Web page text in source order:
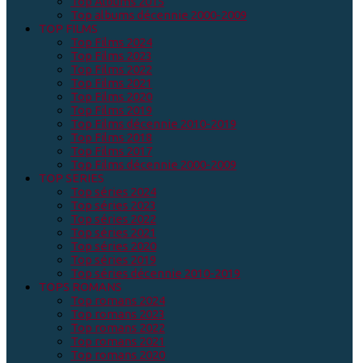
Top albums décennie 2000-2009
TOP FILMS
Top Films 2024
Top Films 2023
Top Films 2022
Top Films 2021
Top Films 2020
Top Films 2019
Top Films décennie 2010-2019
Top Films 2018
Top Films 2017
Top Films décennie 2000-2009
TOP SERIES
Top séries 2024
Top séries 2023
Top séries 2022
Top séries 2021
Top séries 2020
Top séries 2019
Top séries décennie 2010-2019
TOPS ROMANS
Top romans 2024
Top romans 2023
Top romans 2022
Top romans 2021
Top romans 2020